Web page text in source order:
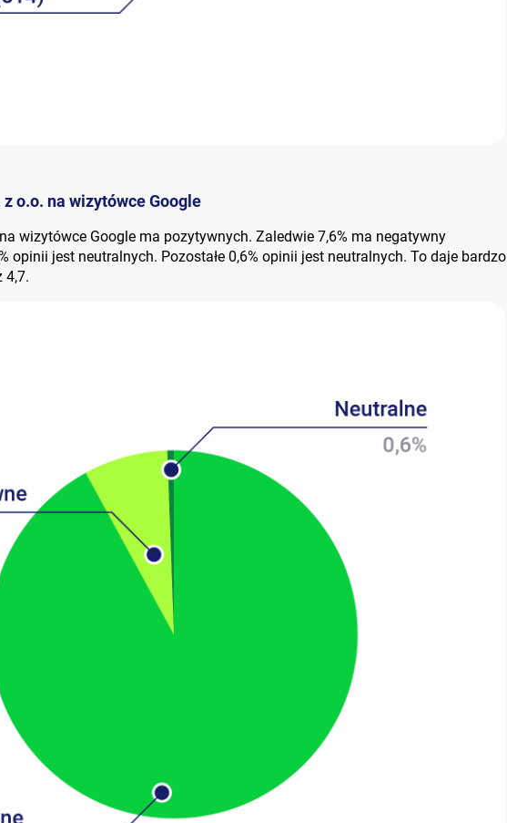
o.o. na wizytówce Google
wizytówce Google ma pozytywnych. Zaledwie 7,6% ma negatywny
opinii jest neutralnych. Pozostałe 0,6% opinii jest neutralnych. To daje bardzo
4,7.